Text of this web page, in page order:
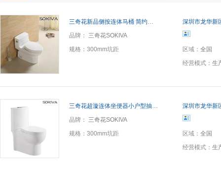
三奇花新品侧按连体马桶 简约高档一体坐便器 喷射虹吸抽水马桶
品牌：
三奇花SOKIVA
规格： 300mm坑距
深圳市龙华新
区域： 全国
经营模式： 生
三奇花超漩连体坐便器小户型抽水马桶 智洁釉工程批发一体马桶
品牌：
三奇花SOKIVA
规格： 300mm坑距
深圳市龙华新
区域： 全国
经营模式： 生